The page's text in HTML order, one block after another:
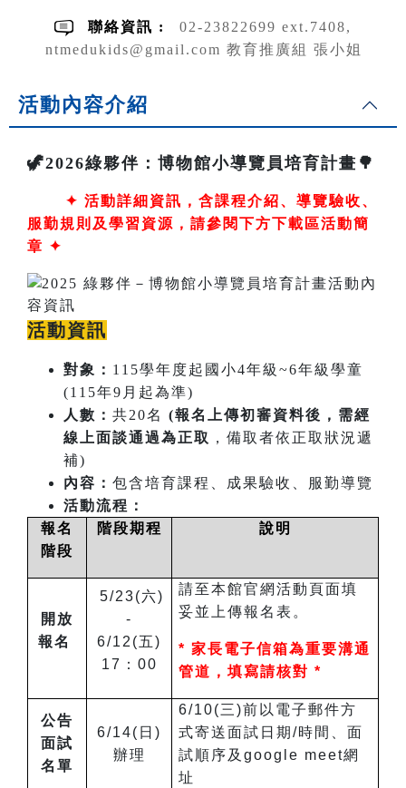
聯絡資訊 :
02-23822699 ext.7408,
ntmedukids@gmail.com 教育推廣組 張小姐
活動內容介紹
🦖2026綠夥伴：博物館小導覽員培育計畫🌳
✦ 活動詳細資訊，含課程介紹、導覽驗收、
服勤規則及學習資源，請參閱下方下載區活動簡
章 ✦
活動資訊
對象： 115學年度起國小4年級~6年級學童
(115年9月起為準)
人數： 共20名 (報名上傳初審資料後，需經
線上面談通過為正取 ，備取者依正取狀況遞
補)
內容： 包含培育課程、成果驗收、服勤導覽
活動流程：
報名
階段
階段期程 說明
開放
報名
5/23(六)
-
6/12(五)
17：00
請至本館官網活動頁面填
妥並上傳報名表。
* 家長電子信箱為重要溝通
管道，填寫請核對 *
公告
面試
名單
6/14(日)
辦理
6/10(三)前以電子郵件方
式寄送面試日期/時間、面
試順序及google meet網
址